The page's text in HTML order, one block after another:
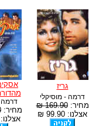
גריז
דרמה - מוסיקלי
מחיר:169.90 ₪
אצלנו: 99.90 ₪
דרמה
מחיר:
אצלנו: 99.90 ₪